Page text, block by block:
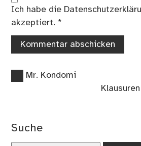
Ich habe die
akzeptiert. *
Beitragsnavigation
Vorheriger
Mr. Kondomi
Nächster
Suche